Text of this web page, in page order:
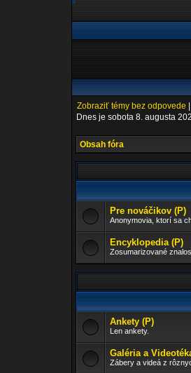
Zobraziť témy bez odpovede
Dnes je sobota 8. augusta
Obsah fóra
Pre nováčikov (P)
Anonymovia, ktorí sa
Encyklopedia (P)
Zosumarizované
Ankety (P)
Len ankety.
Galéria a
Zábery a videá z